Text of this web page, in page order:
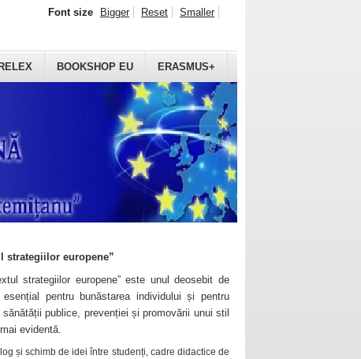
BOOKSHOP EU ERASMUS+
Font size Bigger Reset Smaller
strategiilor europene”
strategiilor europene” este unul deosebit de
pentru bunăstarea individului și pentru
publice, prevenției și promovării unui stil
evidentă.
și schimb de idei între studenți, cadre didactice de